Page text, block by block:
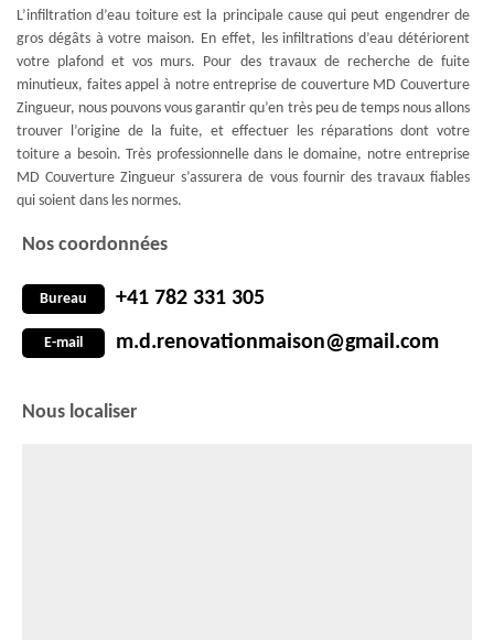
L’infiltration d’eau toiture est la principale cause qui peut engendrer de
gros dégâts à votre maison. En effet, les infiltrations d’eau détériorent
votre plafond et vos murs. Pour des travaux de recherche de fuite
minutieux, faites appel à notre entreprise de couverture MD Couverture
Zingueur, nous pouvons vous garantir qu’en très peu de temps nous allons
trouver l’origine de la fuite, et effectuer les réparations dont votre
toiture a besoin. Très professionnelle dans le domaine, notre entreprise
MD Couverture Zingueur s’assurera de vous fournir des travaux fiables
qui soient dans les normes.
Nos coordonnées
Bureau +41 782 331 305
E-mail m.d.renovationmaison@gmail.com
Nous localiser